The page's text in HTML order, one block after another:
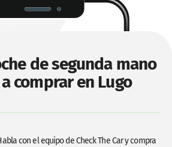
de segunda mano
comprar en Lugo
con el equipo de Check The Car y compra